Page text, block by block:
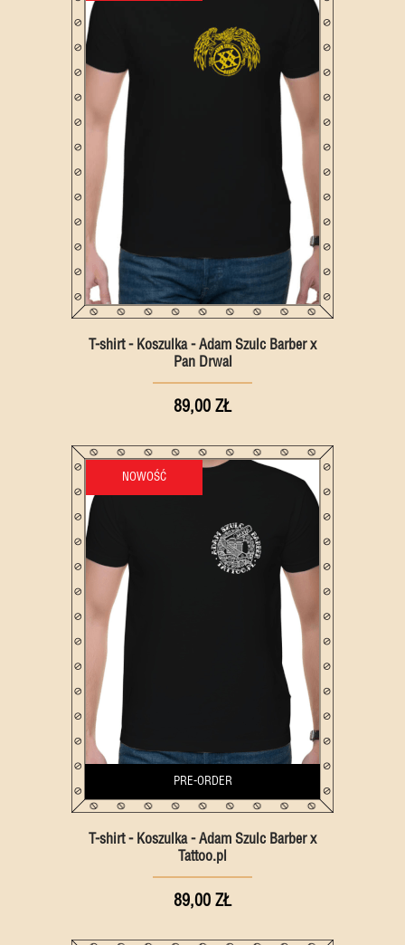
T-shirt - Koszulka - Adam Szulc Barber x
Pan Drwal
89,00 ZŁ
PRE-ORDER
NOWOŚĆ
T-shirt - Koszulka - Adam Szulc Barber x
Tattoo.pl
89,00 ZŁ